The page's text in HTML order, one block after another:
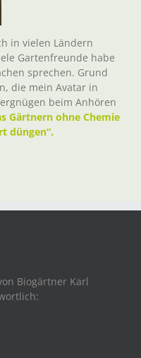
in vielen Ländern
Gartenfreunde habe
sprechen. Grund
die mein Avatar in
beim Anhören
Gärtnern ohne Chemie
düngen“.
Biogärtner Karl